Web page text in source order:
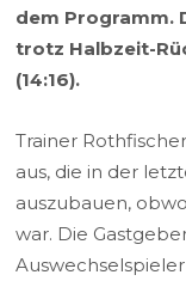
dem Programm.
trotz Halbzeit-
(14:16).
Trainer
aus, die in der
auszubauen,
war. Die